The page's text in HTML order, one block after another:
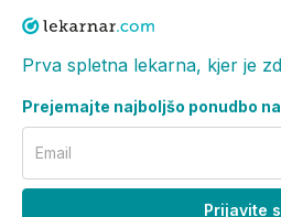
Prva spletna lekarna, kjer je
Prejemajte najboljšo ponudbo
Email
Prijavite